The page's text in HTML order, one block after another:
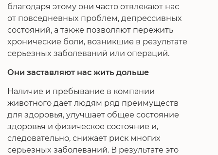
благодаря этому они часто отвлекают нас
от повседневных проблем, депрессивных
состояний, а также позволяют пережить
хронические боли, возникшие в результате
серьезных заболеваний или операций.
Они заставляют нас жить дольше
Наличие и пребывание в компании
животного дает людям ряд преимуществ
для здоровья, улучшает общее состояние
здоровья и физическое состояние и,
следовательно, снижает риск многих
серьезных заболеваний. В результате это